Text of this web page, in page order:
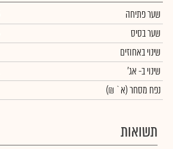
שער פתיחה
שער בסיס
שינוי באחוזים
שינויב- אג'
נפח מסחר(א` ₪)
תשואות